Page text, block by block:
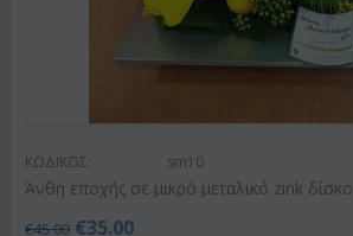
ΚΩΔΙΚΟΣ: sm10
Άνθη εποχής σε μικρό μεταλικό zink δίσκο
€45.00 €35.00